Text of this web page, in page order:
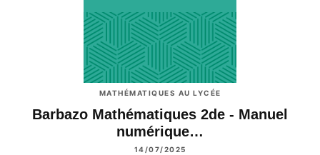
MATHÉMATIQUES AU LYCÉE
Barbazo Mathématiques 2de - Manuel
numérique…
14/07/2025